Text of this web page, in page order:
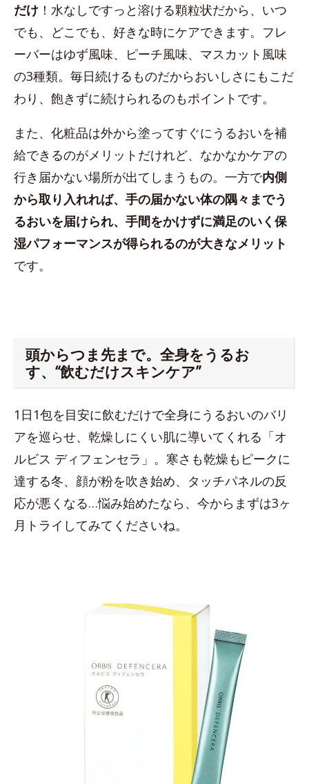
だけ ！水なしですっと溶ける顆粒状だから、いつ
でも、どこでも、好きな時にケアできます。フレ
ーバーはゆず風味、ピーチ風味、マスカット風味
の3種類。毎日続けるものだからおいしさにもこだ
わり、飽きずに続けられるのもポイントです。
また、化粧品は外から塗ってすぐにうるおいを補
給できるのがメリットだけれど、なかなかケアの
行き届かない場所が出てしまうもの。一方で内側
から取り入れれば、手の届かない体の隅々までう
るおいを届けられ、手間をかけずに満足のいく保
湿パフォーマンスが得られるのが大きなメリット
です。
頭からつま先まで。全身をうるお
す、“飲むだけスキンケア”
1日1包を目安に飲むだけで全身にうるおいのバリ
アを巡らせ、乾燥しにくい肌に導いてくれる「オ
ルビス ディフェンセラ」。寒さも乾燥もピークに
達する冬、顔が粉を吹き始め、タッチパネルの反
応が悪くなる…悩み始めたなら、今からまずは3ヶ
月トライしてみてくださいね。